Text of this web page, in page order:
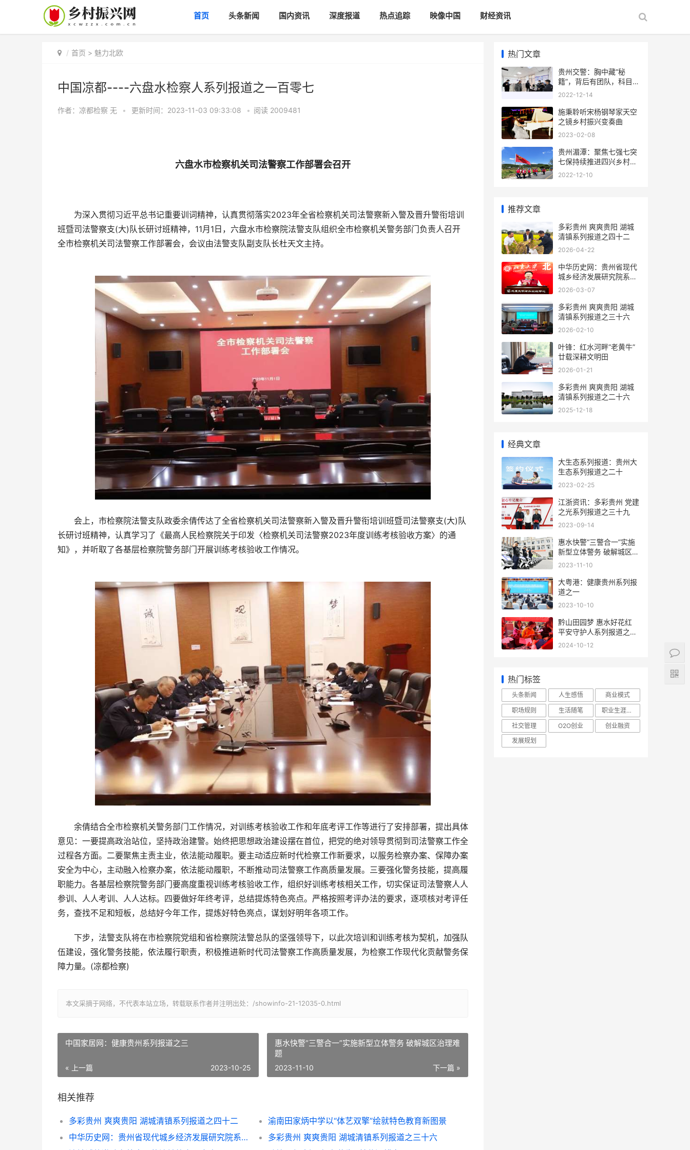
首页 头条新闻 国内资讯 深度报道 热点追踪 映像中国 财经资讯
首页 > 魅力北欧
中国凉都----六盘水检察人系列报道之一百零七
作者：凉都检察 无 • 更新时间：2023-11-03 09:33:08 • 阅读 2009481
六盘水市检察机关司法警察工作部署会召开
为深入贯彻习近平总书记重要训词精神，认真贯彻落实2023年全省检察机关司法警察新入警及晋升警衔培训
班暨司法警察支(大)队长研讨班精神，11月1日，六盘水市检察院法警支队组织全市检察机关警务部门负责人召开
全市检察机关司法警察工作部署会，会议由法警支队副支队长杜天文主持。
会上，市检察院法警支队政委余倩传达了全省检察机关司法警察新入警及晋升警衔培训班暨司法警察支(大)队
长研讨班精神，认真学习了《最高人民检察院关于印发〈检察机关司法警察2023年度训练考核验收方案〉的通
知》，并听取了各基层检察院警务部门开展训练考核验收工作情况。
余倩结合全市检察机关警务部门工作情况，对训练考核验收工作和年底考评工作等进行了安排部署，提出具体
意见：一要提高政治站位，坚持政治建警。始终把思想政治建设摆在首位，把党的绝对领导贯彻到司法警察工作全
过程各方面。二要聚焦主责主业，依法能动履职。要主动适应新时代检察工作新要求，以服务检察办案、保障办案
安全为中心，主动融入检察办案，依法能动履职，不断推动司法警察工作高质量发展。三要强化警务技能，提高履
职能力。各基层检察院警务部门要高度重视训练考核验收工作，组织好训练考核相关工作，切实保证司法警察人人
参训、人人考训、人人达标。四要做好年终考评，总结提炼特色亮点。严格按照考评办法的要求，逐项核对考评任
务，查找不足和短板，总结好今年工作，提炼好特色亮点，谋划好明年各项工作。
下步，法警支队将在市检察院党组和省检察院法警总队的坚强领导下，以此次培训和训练考核为契机，加强队
伍建设，强化警务技能，依法履行职责，积极推进新时代司法警察工作高质量发展，为检察工作现代化贡献警务保
障力量。(凉都检察)
本文采摘于网络，不代表本站立场，转载联系作者并注明出处：/showinfo-21-12035-0.html
中国家居网：健康贵州系列报道之三
« 上一篇 2023-10-25
惠水快警“三警合一”实施新型立体警务 破解城区治理难
题
下一篇 »
2023-11-10
相关推荐
多彩贵州 爽爽贵阳 湖城清镇系列报道之四十二
渝南田家炳中学以“体艺双擎”绘就特色教育新图景
中华历史网：贵州省现代城乡经济发展研究院系列报道之一
多彩贵州 爽爽贵阳 湖城清镇系列报道之三十六
热门文章
贵州交警：胸中藏“秘
籍”，背后有团队，科目一
还怕考不过?
2022-12-14
施秉聆听宋杨钢琴家天空
之镜乡村振兴变奏曲
2023-02-08
贵州湄潭：聚焦七强七突
七保持续推进四兴乡村乡
风文明建设
2022-12-10
推荐文章
多彩贵州 爽爽贵阳 湖城
清镇系列报道之四十二
2026-04-22
中华历史网：贵州省现代
城乡经济发展研究院系列
报道之一
2026-03-07
多彩贵州 爽爽贵阳 湖城
清镇系列报道之三十六
2026-02-10
叶锋：红水河畔“老黄牛”
廿载深耕文明田
2026-01-21
多彩贵州 爽爽贵阳 湖城
清镇系列报道之二十六
2025-12-18
经典文章
大生态系列报道：贵州大
生态系列报道之二十
2023-02-25
江浙资讯：多彩贵州 党建
之光系列报道之三十九
2023-09-14
惠水快警“三警合一”实施
新型立体警务 破解城区治
理难题
2023-11-10
大粤港：健康贵州系列报
道之一
2023-10-10
黔山田园梦 惠水好花红
平安守护人系列报道之三
百一十四
2024-10-12
热门标签
头条新闻 人生感悟
商业模式
职场规则
生活随笔
职业生涯规划
社交管理
O2O创业
创业融资
发展规划